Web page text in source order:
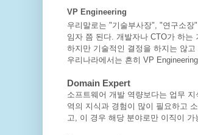
VP Engineering
우리말로는 "기술부사장", "연구소
임자 쯤 된다. 개발자나 CTO가 하는
하지만 기술적인 결정을 하지는 않고
우리나라에서는 흔히 VP
Domain Expert
소프트웨어 개발 역량보다는 업무
역의 지식과 경험이 많이 필요하고
고, 이 경우 해당 분야로만 이직이 가